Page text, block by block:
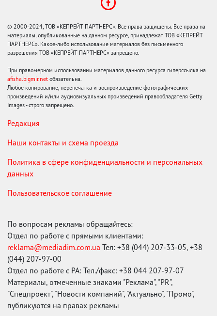
© 2000-2024, ТОВ «КЕПРЕЙТ ПАРТНЕРС». Все права защищены. Все права на
материалы, опубликованные на данном ресурсе, принадлежат ТОВ «КЕПРЕЙТ
ПАРТНЕРС». Какое-либо использование материалов без письменного
разрешения ТОВ «КЕПРЕЙТ ПАРТНЕРС» запрещено.
При правомерном использовании материалов данного ресурса гиперссылка на
afisha.bigmir.net обязательна.
Любое копирование, перепечатка и воспроизведение фотографических
произведений и/или аудиовизуальных произведений правообладателя Getty
Images - строго запрещено.
Редакция
Наши контакты и схема проезда
Политика в сфере конфиденциальности и персональных
данных
Пользовательское соглашение
По вопросам рекламы обращайтесь:
Отдел по работе с прямыми клиентами:
reklama@mediadim.com.ua Тел: +38 (044) 207-33-05, +38
(044) 207-97-00
Отдел по работе с РА: Тел./факс: +38 044 207-97-07
Материалы, отмеченные знаками "Реклама", "PR",
"Спецпроект", "Новости компаний", "Актуально", "Промо",
публикуются на правах рекламы